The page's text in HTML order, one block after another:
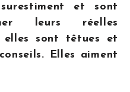
et sont
leurs réelles
elles sont têtues et
Elles aiment